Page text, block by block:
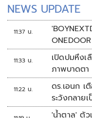
NEWS UPDATE
11:37 น.
11:33 น.
เปิดปมหึง
ภาพบาดต
11:22 น.
ดร.เอนก เ
ระวังกลา
'น้ำตาล' ตั